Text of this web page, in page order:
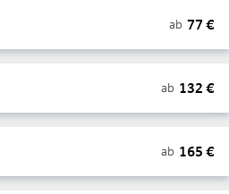
ab 77 €
ab 132 €
ab 165 €